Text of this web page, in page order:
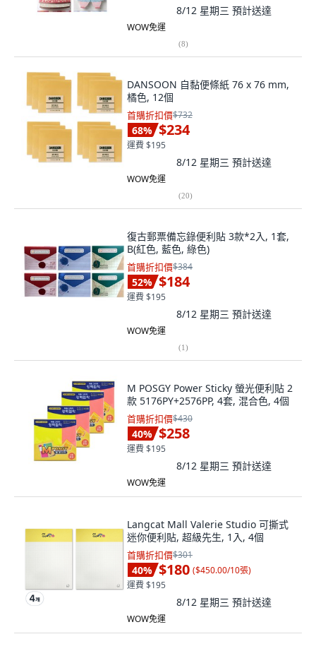
8/12 星期三 預計送達
WOW免運
(8)
DANSOON 自黏便條紙 76 x 76 mm,
橘色, 12個
首購折扣價$732
68% $234
運費 $195
8/12 星期三 預計送達
WOW免運
(20)
復古郵票備忘錄便利貼 3款*2入, 1套,
B(紅色, 藍色, 綠色)
首購折扣價$384
52% $184
運費 $195
8/12 星期三 預計送達
WOW免運
(1)
M POSGY Power Sticky 螢光便利貼 2
款 5176PY+2576PP, 4套, 混合色, 4個
首購折扣價$430
40% $258
運費 $195
8/12 星期三 預計送達
WOW免運
Langcat Mall Valerie Studio 可撕式
迷你便利貼, 超級先生, 1入, 4個
首購折扣價$301
40% $180 ($450.00/10張)
運費 $195
8/12 星期三 預計送達
WOW免運